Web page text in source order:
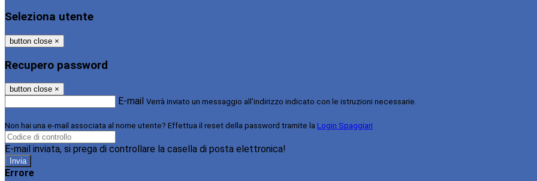
Seleziona utente
button close ×
Recupero password
button close ×
E-mail Verrà inviato un messaggio all'indirizzo indicato con le istruzioni necessarie.
Non hai una e-mail associata al nome utente? Effettua il reset della password tramite la Login Spaggiari
E-mail inviata, si prega di controllare la casella di posta elettronica!
Errore